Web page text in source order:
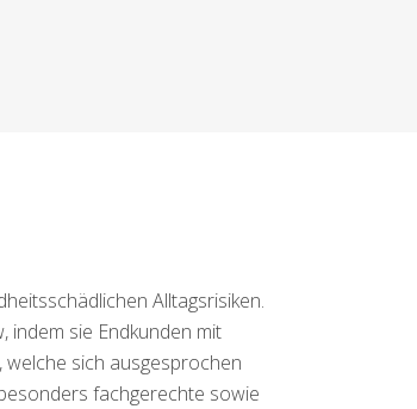
Alltagsrisiken.
sie Endkunden mit
sich ausgesprochen
fachgerechte sowie